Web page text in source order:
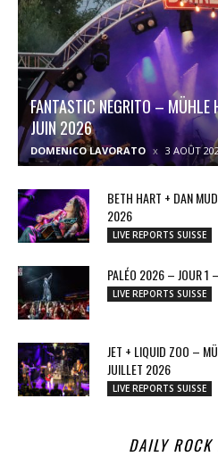
FANTASTIC NEGRITO – MÜHLE
JUIN 2026
DOMENICO LAVORATO 3 AOÛT
BETH HART + DAN
2026
LIVE REPORTS SUISSE
PALÉO 2026 – JOUR 1
LIVE REPORTS SUISSE
JET + LIQUID ZOO –
JUILLET 2026
LIVE REPORTS SUISSE
DAILY ROCK